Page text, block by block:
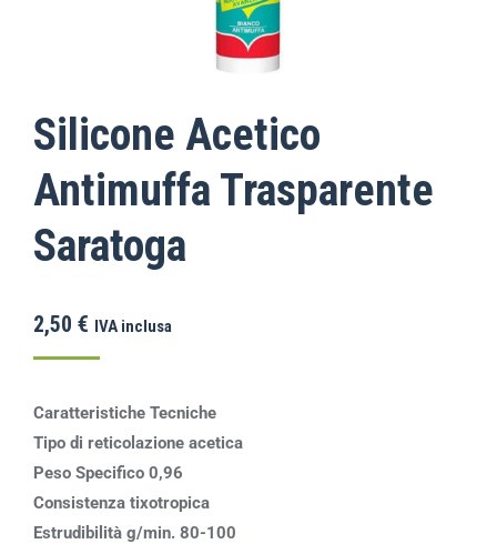
Silicone Acetico
Antimuffa Trasparente
Saratoga
2,50 € IVA inclusa
Caratteristiche Tecniche
Tipo di reticolazione acetica
Peso Specifico 0,96
Consistenza tixotropica
Estrudibilità g/min. 80-100